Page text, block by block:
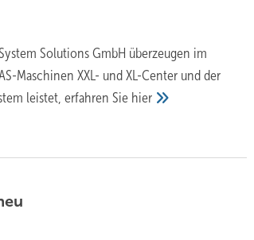
Solutions GmbH überzeugen im
Maschinen XXL- und XL-Center und der
leistet, erfahren Sie hier